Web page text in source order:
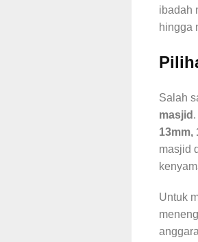
ibadah
hingga
Salah
masjid
13mm,
masjid
Untuk